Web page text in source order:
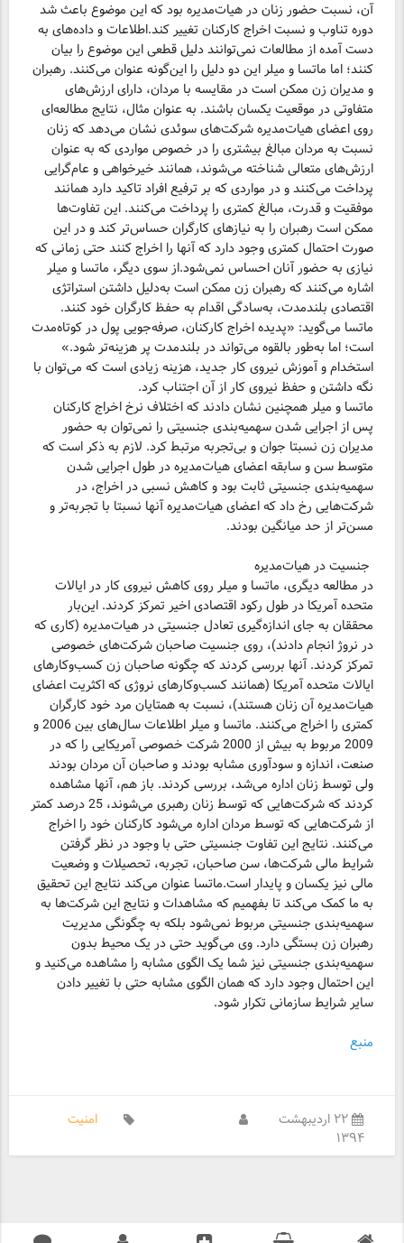
آن، نسبت حضور زنان در هیات‌مدیره بود که این موضوع باعث شد
دوره تناوب و نسبت اخراج کارکنان تغییر کند.اطلاعات و داده‌های به
دست آمده از مطالعات نمی‌توانند دلیل قطعی این موضوع را بیان
کنند؛ اما ماتسا و میلر این دو دلیل را این‌گونه عنوان می‌کنند. رهبران
و مدیران زن ممکن است در مقایسه با مردان، دارای ارزش‌های
متفاوتی در موقعیت یکسان باشند. به عنوان مثال، نتایج مطالعه‌ای
روی اعضای هیات‌مدیره شرکت‌های سوئدی نشان می‌دهد که زنان
نسبت به مردان مبالغ بیشتری را در خصوص مواردی که به عنوان
ارزش‌های متعالی شناخته می‌شوند، همانند خیرخواهی و عام‌گرایی
پرداخت می‌کنند و در مواردی که بر ترفیع افراد تاکید دارد همانند
موفقیت و قدرت، مبالغ کمتری را پرداخت می‌کنند. این تفاوت‌ها
ممکن است رهبران را به نیازهای کارگران حساس‌تر کند و در این
صورت احتمال کمتری وجود دارد که آنها را اخراج کنند حتی زمانی که
نیازی به حضور آنان احساس نمی‌شود.از سوی دیگر، ماتسا و میلر
اشاره می‌کنند که رهبران زن ممکن است به‌دلیل داشتن استراتژی
اقتصادی بلندمدت، به‌سادگی اقدام به حفظ کارگران خود کنند.
ماتسا می‌گوید: «پدیده اخراج کارکنان، صرفه‌جویی پول در کوتاه‌مدت
است؛ اما به‌طور بالقوه می‌تواند در بلندمدت پر هزینه‌تر شود.»
استخدام و آموزش نیروی کار جدید، هزینه زیادی است که می‌توان با
نگه داشتن و حفظ نیروی کار از آن اجتناب کرد.
ماتسا و میلر همچنین نشان دادند که اختلاف نرخ اخراج کارکنان
پس از اجرایی شدن سهمیه‌بندی جنسیتی را نمی‌توان به حضور
مدیران زن نسبتا جوان و بی‌تجربه مرتبط کرد. لازم به ذکر است که
متوسط سن و سابقه اعضای هیات‌مدیره در طول اجرایی شدن
سهمیه‌بندی جنسیتی ثابت بود و کاهش نسبی در اخراج، در
شرکت‌هایی رخ داد که اعضای هیات‌مدیره آنها نسبتا با تجربه‌تر و
مسن‌تر از حد میانگین بودند.
جنسیت در هیات‌مدیره
در مطالعه دیگری، ماتسا و میلر روی کاهش نیروی کار در ایالات
متحده آمریکا در طول رکود اقتصادی اخیر تمرکز کردند. این‌بار
محققان به جای اندازه‌گیری تعادل جنسیتی در هیات‌مدیره (کاری که
در نروژ انجام دادند)، روی جنسیت صاحبان شرکت‌های خصوصی
تمرکز کردند. آنها بررسی کردند که چگونه صاحبان زن کسب‌وکارهای
ایالات متحده آمریکا (همانند کسب‌وکارهای نروژی که اکثریت اعضای
هیات‌مدیره آن زنان هستند)، نسبت به همتایان مرد خود کارگران
کمتری را اخراج می‌کنند. ماتسا و میلر اطلاعات سال‌های بین 2006 و
2009 مربوط به بیش از 2000 شرکت خصوصی آمریکایی را که در
صنعت، اندازه و سودآوری مشابه بودند و صاحبان آن مردان بودند
ولی توسط زنان اداره می‌شد، بررسی کردند. باز هم، آنها مشاهده
کردند که شرکت‌هایی که توسط زنان رهبری می‌شوند، 25 درصد کمتر
از شرکت‌هایی که توسط مردان اداره می‌شود کارکنان خود را اخراج
می‌کنند. نتایج این تفاوت جنسیتی حتی با وجود در نظر گرفتن
شرایط مالی شرکت‌ها، سن صاحبان، تجربه، تحصیلات و وضعیت
مالی نیز یکسان و پایدار است.ماتسا عنوان می‌کند نتایج این تحقیق
به ما کمک می‌کند تا بفهمیم که مشاهدات و نتایج این شرکت‌ها به
سهمیه‌بندی جنسیتی مربوط نمی‌شود بلکه به چگونگی مدیریت
رهبران زن بستگی دارد. وی می‌گوید حتی در یک محیط بدون
سهمیه‌بندی جنسیتی نیز شما یک الگوی مشابه را مشاهده می‌کنید و
این احتمال وجود دارد که همان الگوی مشابه حتی با تغییر دادن
سایر شرایط سازمانی تکرار شود.
منبع
۲۲ اردیبهشت
۱۳۹۴
امنیت